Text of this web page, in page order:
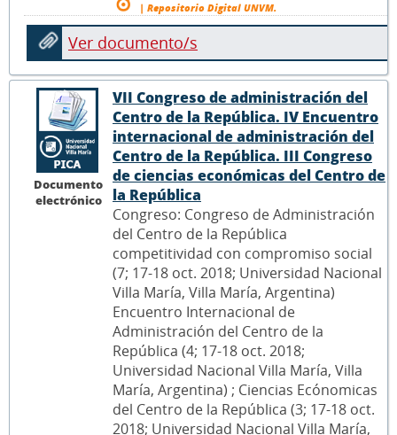
| Repositorio Digital UNVM.
Ver documento/s
Documento
electrónico
VII Congreso de administración del
Centro de la República. IV Encuentro
internacional de administración del
Centro de la República. III Congreso
de ciencias económicas del Centro de
la República
Congreso: Congreso de Administración
del Centro de la República
competitividad con compromiso social
(7; 17-18 oct. 2018; Universidad Nacional
Villa María, Villa María, Argentina)
Encuentro Internacional de
Administración del Centro de la
República (4; 17-18 oct. 2018;
Universidad Nacional Villa María, Villa
María, Argentina) ; Ciencias Ecónomicas
del Centro de la República (3; 17-18 oct.
2018; Universidad Nacional Villa María,